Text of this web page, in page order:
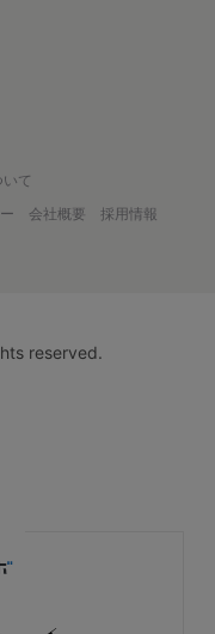
て
会社概要
採用情報
reserved.